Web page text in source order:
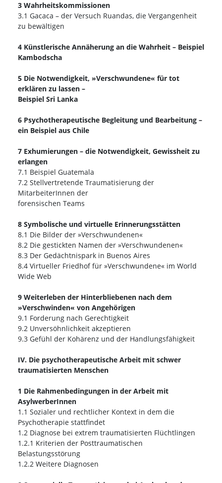
3 Wahrheitskommissionen
3.1 Gacaca – der Versuch Ruandas, die Vergangenheit
zu bewältigen
4 Künstlerische Annäherung an die Wahrheit – Beispiel
Kambodscha
5 Die Notwendigkeit, »Verschwundene« für tot
erklären zu lassen –
Beispiel Sri Lanka
6 Psychotherapeutische Begleitung und Bearbeitung –
ein Beispiel aus Chile
7 Exhumierungen – die Notwendigkeit, Gewissheit zu
erlangen
7.1 Beispiel Guatemala
7.2 Stellvertretende Traumatisierung der
MitarbeiterInnen der
forensischen Teams
8 Symbolische und virtuelle Erinnerungsstätten
8.1 Die Bilder der »Verschwundenen«
8.2 Die gestickten Namen der »Verschwundenen«
8.3 Der Gedächtnispark in Buenos Aires
8.4 Virtueller Friedhof für »Verschwundene« im World
Wide Web
9 Weiterleben der Hinterbliebenen nach dem
»Verschwinden« von Angehörigen
9.1 Forderung nach Gerechtigkeit
9.2 Unversöhnlichkeit akzeptieren
9.3 Gefühl der Kohärenz und der Handlungsfähigkeit
IV. Die psychotherapeutische Arbeit mit schwer
traumatisierten Menschen
1 Die Rahmenbedingungen in der Arbeit mit
AsylwerberInnen
1.1 Sozialer und rechtlicher Kontext in dem die
Psychotherapie stattfindet
1.2 Diagnose bei extrem traumatisierten Flüchtlingen
1.2.1 Kriterien der Posttraumatischen
Belastungsstörung
1.2.2 Weitere Diagnosen